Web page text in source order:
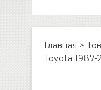
Главная >
Toyota 1987-